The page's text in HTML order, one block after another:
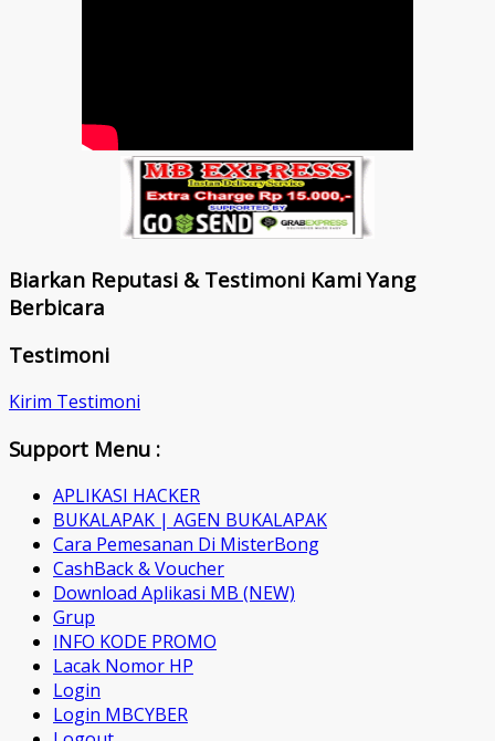
Biarkan Reputasi & Testimoni Kami Yang
Berbicara
Testimoni
Kirim Testimoni
Support Menu :
APLIKASI HACKER
BUKALAPAK | AGEN BUKALAPAK
Cara Pemesanan Di MisterBong
CashBack & Voucher
Download Aplikasi MB (NEW)
Grup
INFO KODE PROMO
Lacak Nomor HP
Login
Login MBCYBER